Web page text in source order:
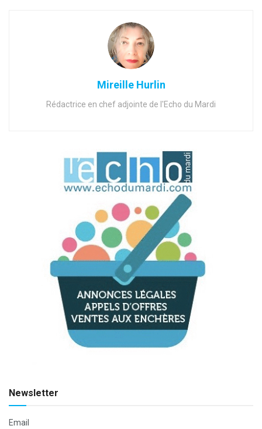
Mireille Hurlin
Rédactrice en chef adjointe de l'Echo du Mardi
Newsletter
Email